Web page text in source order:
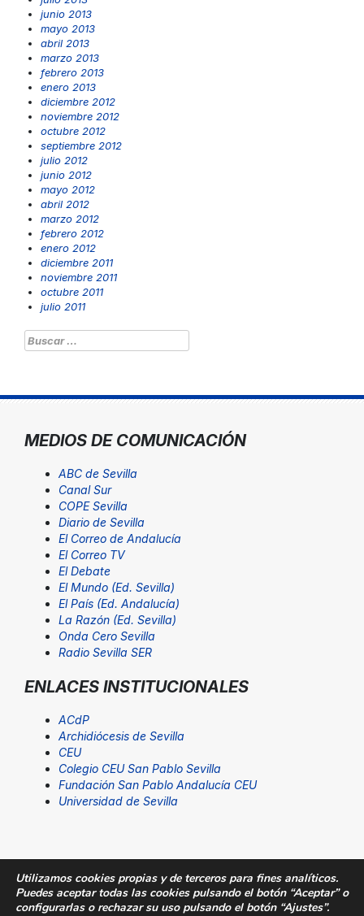
junio 2013
mayo 2013
abril 2013
marzo 2013
febrero 2013
enero 2013
diciembre 2012
noviembre 2012
octubre 2012
septiembre 2012
julio 2012
junio 2012
mayo 2012
abril 2012
marzo 2012
febrero 2012
enero 2012
diciembre 2011
noviembre 2011
octubre 2011
julio 2011
Buscar:
MEDIOS DE COMUNICACIÓN
ABC de Sevilla
Canal Sur
COPE Sevilla
Diario de Sevilla
El Correo de Andalucía
El Correo TV
El Debate
El Mundo (Ed. Sevilla)
El País (Ed. Andalucía)
La Razón (Ed. Sevilla)
Onda Cero Sevilla
Radio Sevilla SER
ENLACES INSTITUCIONALES
ACdP
Archidiócesis de Sevilla
CEU
Colegio CEU San Pablo Sevilla
Fundación San Pablo Andalucía CEU
Universidad de Sevilla
© Fundación San Pablo Andalucía CEU. Todos los
Utilizamos cookies propias y de terceros para fines analíticos.
Puedes aceptar todas las cookies pulsando el botón “Aceptar” o
configurarlas o rechazar su uso pulsando el botón “Ajustes”.